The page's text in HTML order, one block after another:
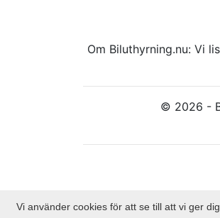
Om Biluthyrning.nu: Vi
© 2026 -
Vi använder cookies för att se till att vi ger